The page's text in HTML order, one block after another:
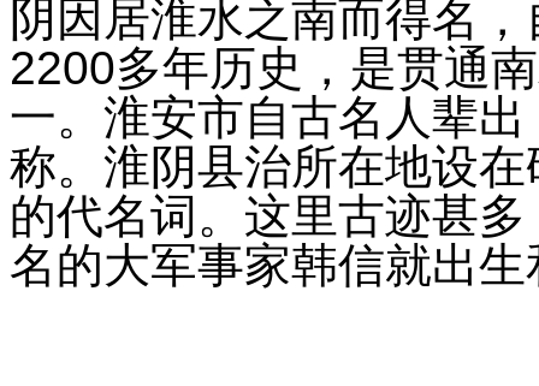
阴因居淮水之南而得名
2200多年历史，是贯通
一。淮安市自古名人辈出
称。淮阴县治所在地设
的代名词。这里古迹甚
名的大军事家韩信就出